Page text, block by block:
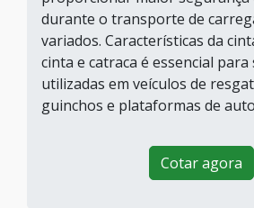
durante o transporte de
variados. Características da
cinta e catraca é essencial para
utilizadas em veículos de
guinchos e plataformas de
Cotar agora